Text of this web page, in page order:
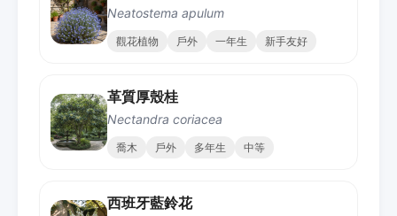
Neatostema apulum
觀花植物 戶外 一年生 新手友好
革質厚殼桂
Nectandra coriacea
喬木 戶外 多年生 中等
西班牙藍鈴花